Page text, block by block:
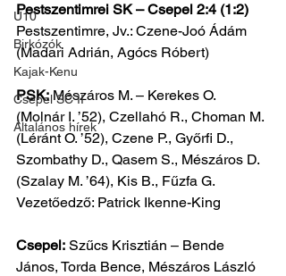
U10
Birkózók
Kajak-Kenu
Csepel SC II
Általános hírek
Pestszentimrei SK – Csepel 2:4 (1:2)
Pestszentimre, Jv.: Czene-Joó Ádám
(Madari Adrián, Agócs Róbert)
PSK: Mészáros M. – Kerekes O.
(Molnár I. ’52), Czellahó R., Choman M.
(Léránt O. ’52), Czene P., Győrfi D.,
Szombathy D., Qasem S., Mészáros D.
(Szalay M. ’64), Kis B., Fűzfa G.
Vezetőedző: Patrick Ikenne-King
Csepel: Szűcs Krisztián – Bende
János, Torda Bence, Mészáros László